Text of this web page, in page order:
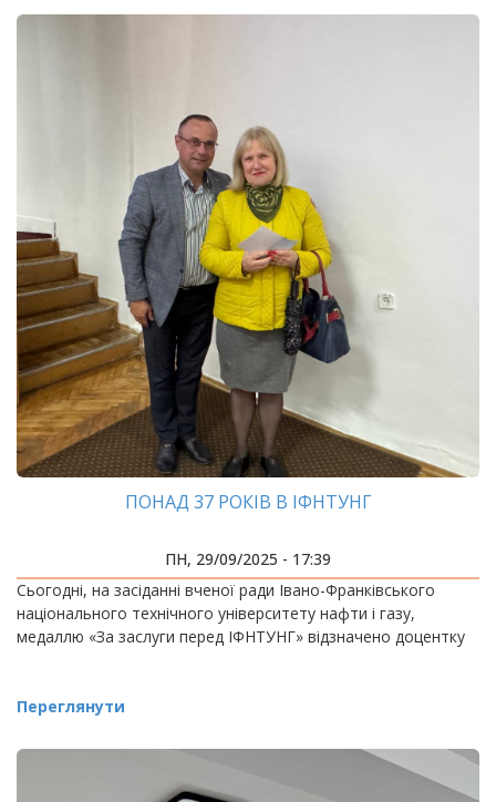
ПОНАД 37 РОКІВ В ІФНТУНГ
ПН, 29/09/2025 - 17:39
Сьогодні, на засіданні вченої ради Івано-Франківського
національного технічного університету нафти і газу,
медаллю «За заслуги перед ІФНТУНГ» відзначено доцентку
Переглянути